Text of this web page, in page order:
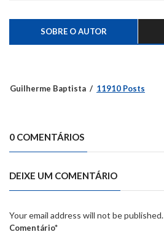
SOBRE O AUTOR
Guilherme Baptista 11910 Posts
0 COMENTÁRIOS
DEIXE UM COMENTÁRIO
Your email address will not be published.
Comentário*